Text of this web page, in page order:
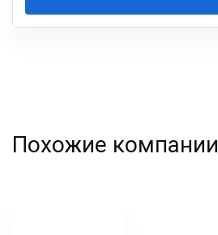
Ваша
Похожие компании